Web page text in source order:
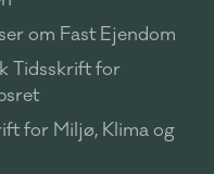
om Fast Ejendom
Tidsskrift for
for Miljø, Klima og